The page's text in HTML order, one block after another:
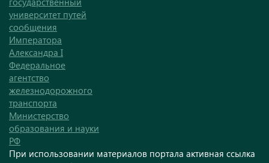
университет путей
сообщения
Императора
Александра I
Федеральное
агентство
железнодорожного
транспорта
Министерство
образования и науки
РФ
При использовании материалов портала активная ссылка